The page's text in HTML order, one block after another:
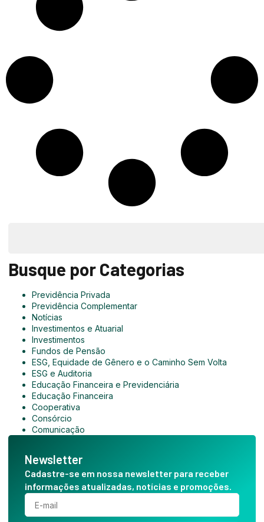
Busque por Categorias
Previdência Privada
Previdência Complementar
Notícias
Investimentos e Atuarial
Investimentos
Fundos de Pensão
ESG, Equidade de Gênero e o Caminho Sem Volta
ESG e Auditoria
Educação Financeira e Previdenciária
Educação Financeira
Cooperativa
Consórcio
Comunicação
Newsletter
Cadastre-se em nossa newsletter para receber
informações atualizadas, notícias e promoções.